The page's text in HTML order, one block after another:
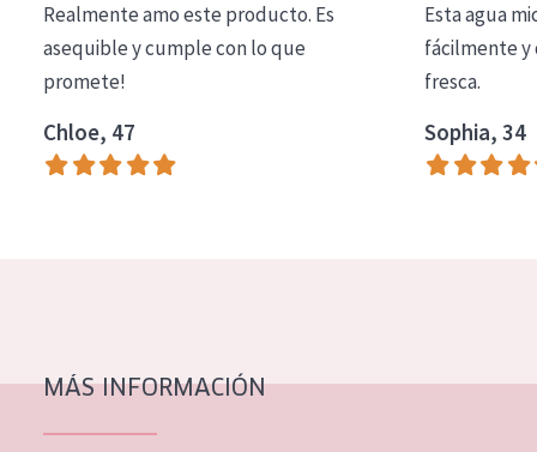
Limpieza
COLECCIÓN
Essentials
Lift+
Piel normal y seca
Piel mixata o grasa
Realmente amo este producto. Es
asequible y cumple con lo que
promete!
Chloe, 47
Esta agua
fácilmente y
fresca.
Sophia, 34
MÁS INFORMACIÓN